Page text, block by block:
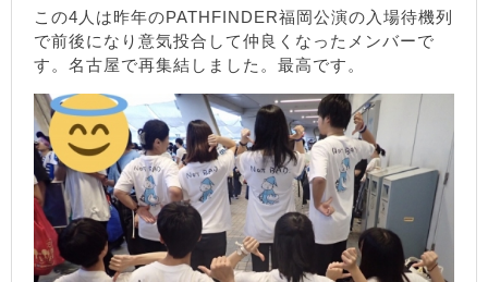
この4人は昨年のPATHFINDER福岡公演の入場待機列
で前後になり意気投合して仲良くなったメンバーで
す。名古屋で再集結しました。最高です。